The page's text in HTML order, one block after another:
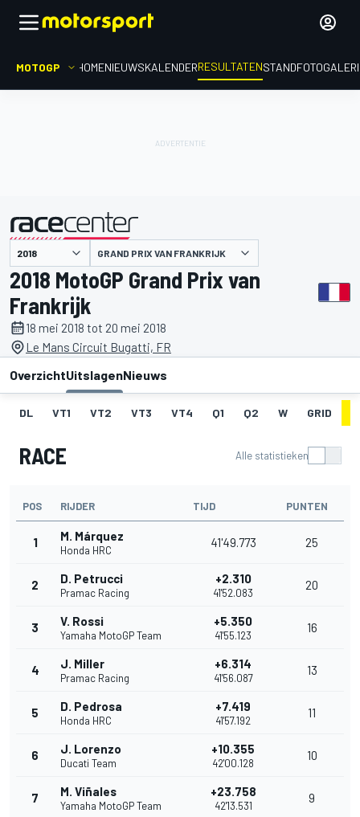
MOTOGP HOMENIEUWSKALENDERRESULTATENSTAND
gepresenteerd door GRAND PRIX VAN FRANKRIJK
2018 MotoGP Grand Prix van
Frankrijk
18 mei 2018 tot 20 mei 2018
Le Mans Circuit Bugatti, FR
OverzichtUitslagenNieuws
DL VT1 VT2 VT3 VT4 Q1 Q2 W GRID
RACE Alle statistieken
POS RIJDER TIJD PUNTEN
1 M. Márquez
Honda HRC
41'49.773 25
2 D. Petrucci
Pramac Racing
+2.310
41'52.083
20
3 V. Rossi
Yamaha MotoGP Team
+5.350
41'55.123
16
4 J. Miller
Pramac Racing
+6.314
41'56.087
13
5 D. Pedrosa
Honda HRC
+7.419
41'57.192
11
6 J. Lorenzo
Ducati Team
+10.355
42'00.128
10
7 M. Viñales
Yamaha MotoGP Team
+23.758
42'13.531
9